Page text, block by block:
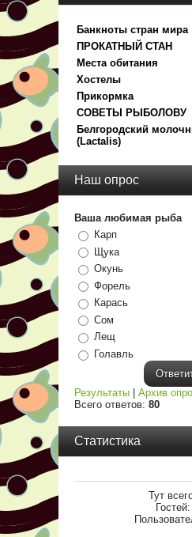
Банкноты стран мира
ПРОКАТНЫЙ СТАН
Места обитания
Хостелы
Прикормка
СОВЕТЫ РЫБОЛОВУ
Белгородский
(Lactalis)
Наш опрос
Ваша любимая рыба
Карп
Щука
Окунь
Форель
Карась
Сом
Лещ
Голавль
Результаты | Архив
Всего ответов: 80
Статистика
Тут
Гостей: